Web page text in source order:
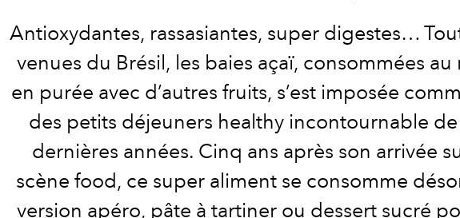
Antioxydantes, rassasiantes, super digestes…
venues du Brésil, les baies açaï, consommées au
en purée avec d’autres fruits, s’est imposée
des petits déjeuners healthy incontournable de
dernières années. Cinq ans après son arrivée
scène food, ce super aliment se consomme
version apéro, pâte à tartiner ou dessert sucré